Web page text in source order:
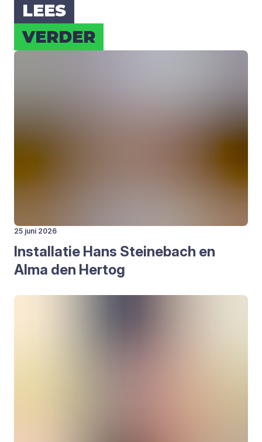
LEES
VER­DER
25 juni 2026
Instal­la­tie Hans Stei­ne­bach en
Alma den Her­tog